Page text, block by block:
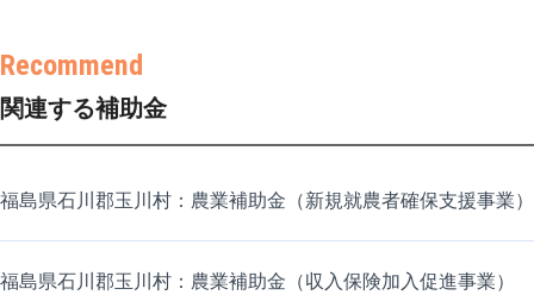
関連する補助金
福島県石川郡玉川村：農業補助金（新規就農者確保支援事業）
福島県石川郡玉川村：農業補助金（収入保険加入促進事業）